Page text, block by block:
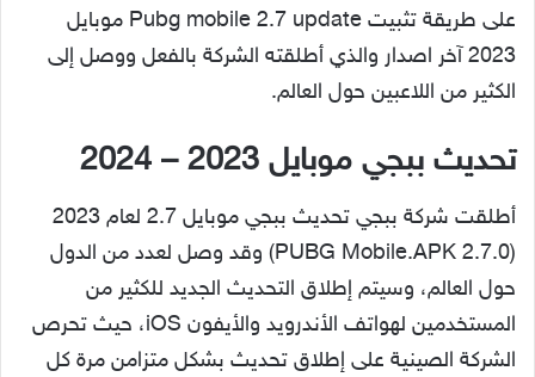
على طريقة تثبيت Pubg mobile 2.7 update موبايل
2023 آخر اصدار والذي أطلقته الشركة بالفعل ووصل إلى
الكثير من اللاعبين حول العالم.
تحديث ببجي موبايل 2023 – 2024
أطلقت شركة ببجي تحديث ببجي موبايل 2.7 لعام 2023
(PUBG Mobile.APK 2.7.0) وقد وصل لعدد من الدول
حول العالم، وسيتم إطلاق التحديث الجديد للكثير من
المستخدمين لهواتف الأندرويد والأيفون iOS، حيث تحرص
الشركة الصينية على إطلاق تحديث بشكل متزامن مرة كل